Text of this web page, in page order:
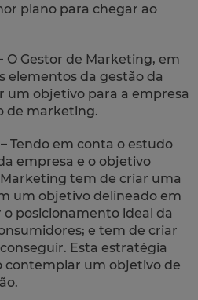
plano para chegar ao
O Gestor de Marketing, em
elementos da gestão da
um objetivo para a empresa
de marketing.
Tendo em conta o estudo
empresa e o objetivo
tem de criar uma
um objetivo delineado em
posicionamento ideal da
e tem de criar
Esta estratégia
contemplar um objetivo de